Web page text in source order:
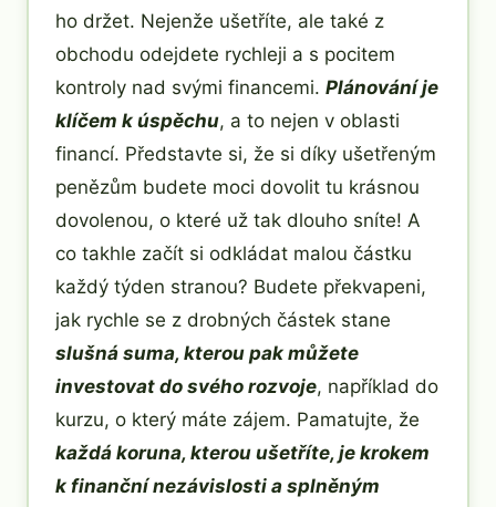
ho držet. Nejenže ušetříte, ale také z
obchodu odejdete rychleji a s pocitem
kontroly nad svými financemi. Plánování je
klíčem k úspěchu, a to nejen v oblasti
financí. Představte si, že si díky ušetřeným
penězům budete moci dovolit tu krásnou
dovolenou, o které už tak dlouho sníte! A
co takhle začít si odkládat malou částku
každý týden stranou? Budete překvapeni,
jak rychle se z drobných částek stane
slušná suma, kterou pak můžete
investovat do svého rozvoje, například do
kurzu, o který máte zájem. Pamatujte, že
každá koruna, kterou ušetříte, je krokem
k finanční nezávislosti a splněným